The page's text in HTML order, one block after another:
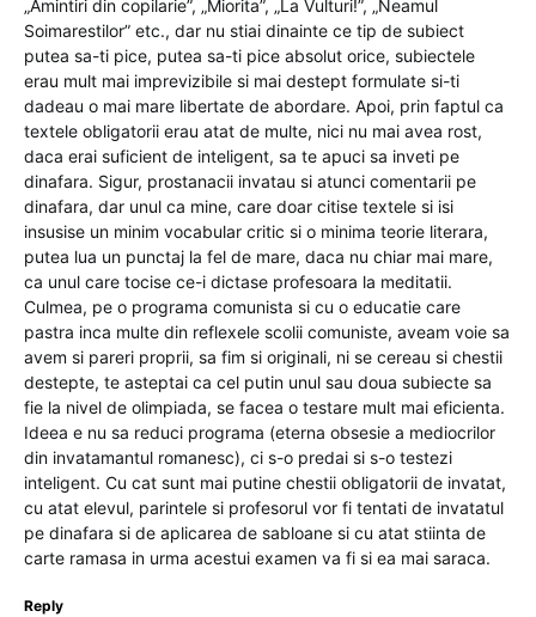
„Amintiri din copilarie”, „Miorita”, „La Vulturi!”, „Neamul
Soimarestilor” etc., dar nu stiai dinainte ce tip de subiect
putea sa-ti pice, putea sa-ti pice absolut orice, subiectele
erau mult mai imprevizibile si mai destept formulate si-ti
dadeau o mai mare libertate de abordare. Apoi, prin faptul ca
textele obligatorii erau atat de multe, nici nu mai avea rost,
daca erai suficient de inteligent, sa te apuci sa inveti pe
dinafara. Sigur, prostanacii invatau si atunci comentarii pe
dinafara, dar unul ca mine, care doar citise textele si isi
insusise un minim vocabular critic si o minima teorie literara,
putea lua un punctaj la fel de mare, daca nu chiar mai mare,
ca unul care tocise ce-i dictase profesoara la meditatii.
Culmea, pe o programa comunista si cu o educatie care
pastra inca multe din reflexele scolii comuniste, aveam voie sa
avem si pareri proprii, sa fim si originali, ni se cereau si chestii
destepte, te asteptai ca cel putin unul sau doua subiecte sa
fie la nivel de olimpiada, se facea o testare mult mai eficienta.
Ideea e nu sa reduci programa (eterna obsesie a mediocrilor
din invatamantul romanesc), ci s-o predai si s-o testezi
inteligent. Cu cat sunt mai putine chestii obligatorii de invatat,
cu atat elevul, parintele si profesorul vor fi tentati de invatatul
pe dinafara si de aplicarea de sabloane si cu atat stiinta de
carte ramasa in urma acestui examen va fi si ea mai saraca.
Reply